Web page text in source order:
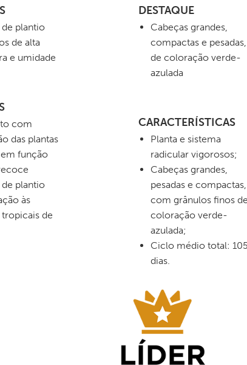
de plantio
de alta
e umidade
com
das plantas
função
de plantio
às
de
DESTAQUE
Cabeças grandes,
compactas e pesadas,
de coloração verde-
azulada
CARACTERÍSTICAS
Planta e sistema
radicular vigorosos;
Cabeças grandes,
pesadas e compactas,
com grânulos finos de
coloração verde-
azulada;
Ciclo médio total: 105
dias.